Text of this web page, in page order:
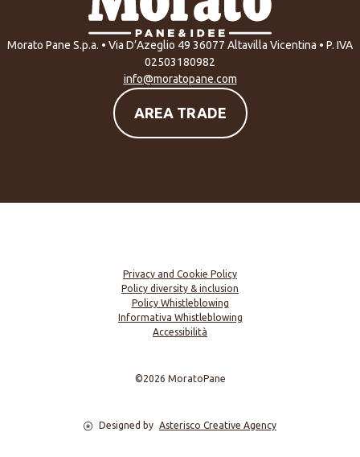
Morato Pane S.p.a. • Via D’Azeglio 49 36077 Altavilla Vicentina • P. IVA
02503180982
info@moratopane.com
AREA TRADE
Privacy and Cookie Policy
Policy diversity & inclusion
Policy Whistleblowing
Informativa Whistleblowing
Accessibilità
©2026 MoratoPane
Designed by Asterisco Creative Agency